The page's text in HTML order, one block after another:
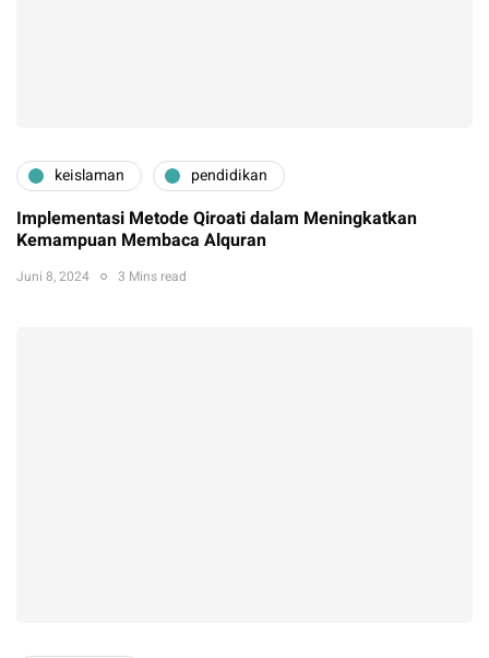
keislaman pendidikan
Implementasi Metode Qiroati dalam Meningkatkan
Kemampuan Membaca Alquran
Juni 8, 2024 3 Mins read